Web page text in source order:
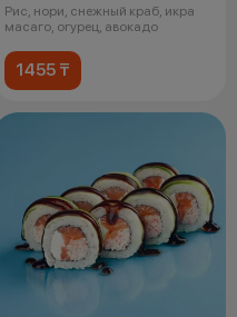
Рис, нори, снежный краб, икра
масаго, огурец, авокадо
1455 ₸